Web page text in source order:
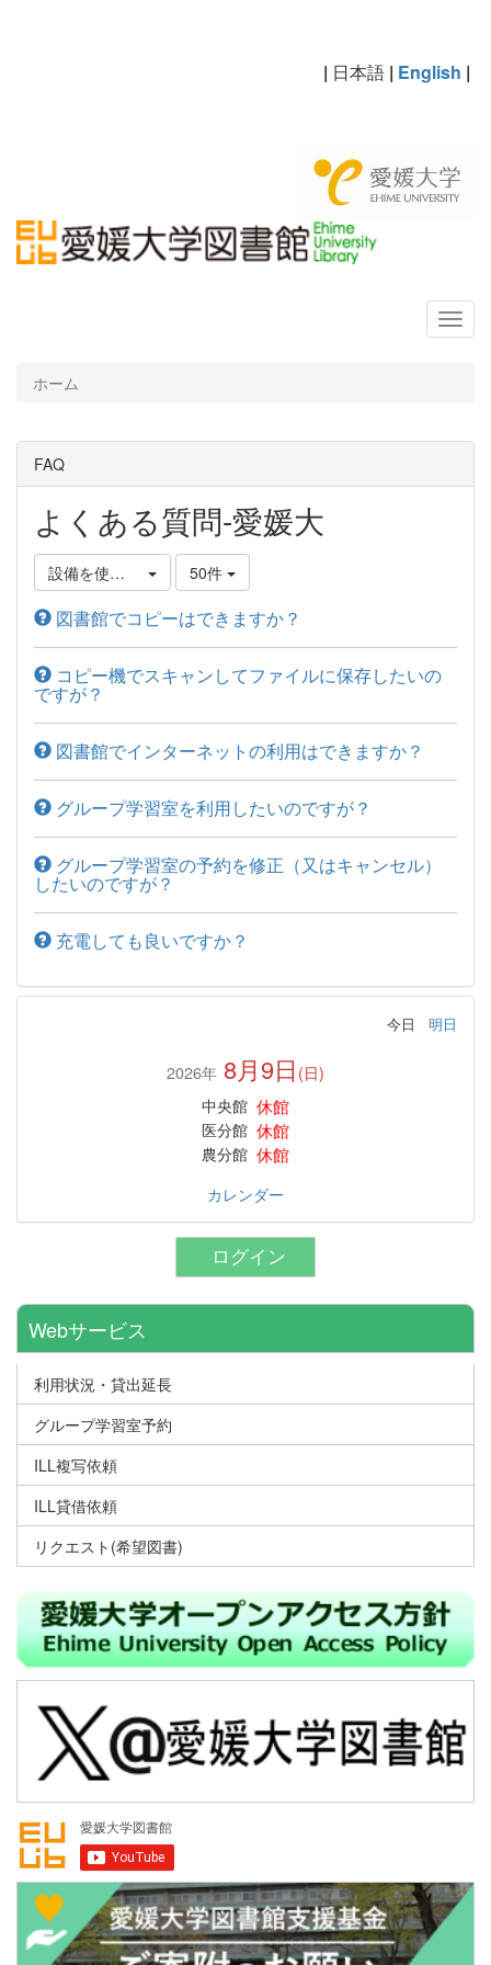
| 日本語 | English |
ホーム
FAQ
よくある質問-愛媛大
設備を使いたい 50件
図書館でコピーはできますか？
コピー機でスキャンしてファイルに保存したいの
ですが？
図書館でインターネットの利用はできますか？
グループ学習室を利用したいのですが？
グループ学習室の予約を修正（又はキャンセル）
したいのですが？
充電しても良いですか？
今日 明日
2026年 8月9日 (日)
中央館 休館
医分館 休館
農分館 休館
カレンダー
ログイン
Webサービス
利用状況・貸出延長
グループ学習室予約
ILL複写依頼
ILL貸借依頼
リクエスト(希望図書)